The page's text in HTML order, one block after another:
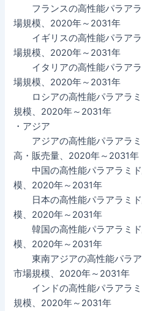
フランスの高性能パラアラ
場規模、2020年～2031年
イギリスの高性能パラアラ
場規模、2020年～2031年
イタリアの高性能パラアラ
場規模、2020年～2031年
ロシアの高性能パラアラミ
規模、2020年～2031年
・アジア
アジアの高性能パラアラミ
高・販売量、2020年～2031年
中国の高性能パラアラミド
模、2020年～2031年
日本の高性能パラアラミド
模、2020年～2031年
韓国の高性能パラアラミド
模、2020年～2031年
東南アジアの高性能パラア
市場規模、2020年～2031年
インドの高性能パラアラミ
規模、2020年～2031年